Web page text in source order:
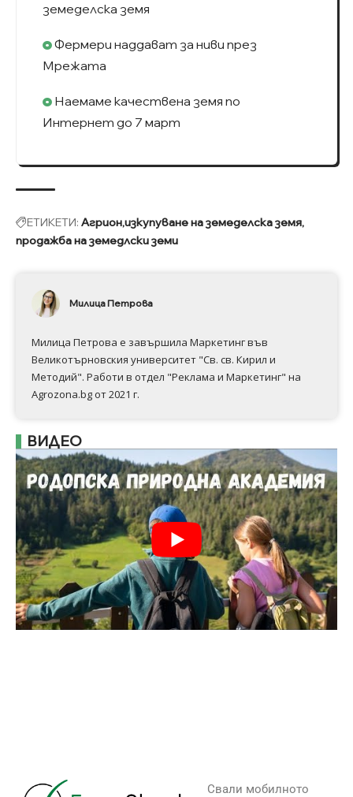
земеделска земя
Фермери наддават за ниви през
Мрежата
Наемаме качествена земя по
Интернет до 7 март
ЕТИКЕТИ: Агрионизкупуване на земеделска земя
продажба на земедлски земи
Милица Петрова
Милица Петрова е завършила Маркетинг във
Великотърновския университет "Св. св. Кирил и
Методий". Работи в отдел "Реклама и Маркетинг" на
Agrozona.bg от 2021 г.
ВИДЕО
Свали мобилното